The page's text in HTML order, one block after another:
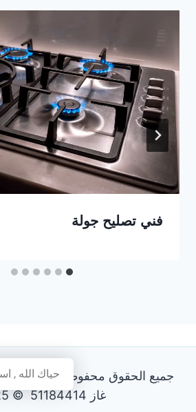
فني تصليح جولة
جميع الحقوق محفوظة - فني
غاز 51184414 © 2025
حياك الله ,